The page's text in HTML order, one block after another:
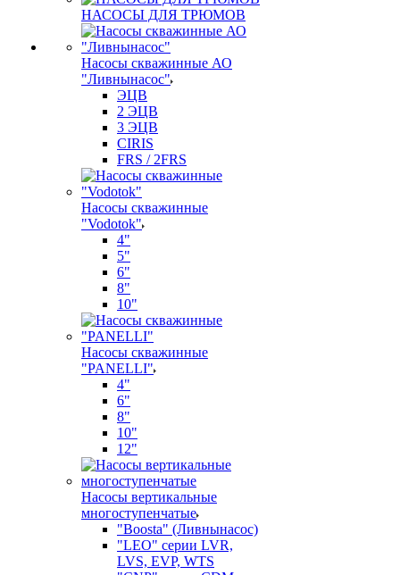
НАСОСЫ ДЛЯ ТРЮМОВ
Насосы скважинные АО
"Ливнынасос"
ЭЦВ
2 ЭЦВ
3 ЭЦВ
CIRIS
FRS / 2FRS
Насосы скважинные
"Vodotok"
4"
5"
6"
8"
10"
Насосы скважинные
"PANELLI"
4"
6"
8"
10"
12"
Насосы вертикальные
многоступенчатые
"Boosta" (Ливнынасос)
"LEO" серии LVR,
LVS, EVP, WTS